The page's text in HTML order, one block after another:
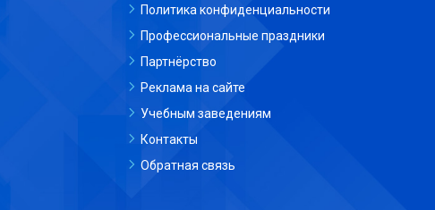
Политика конфиденциальности
Профессиональные праздники
Партнёрство
Реклама на сайте
Учебным заведениям
Контакты
Обратная связь